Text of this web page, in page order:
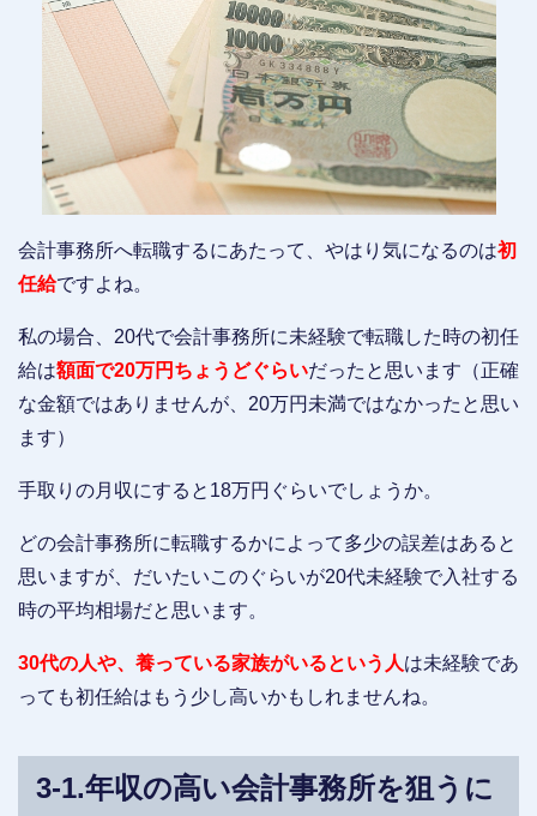
会計事務所へ転職するにあたって、やはり気になるのは初
任給ですよね。
私の場合、20代で会計事務所に未経験で転職した時の初任
給は額面で20万円ちょうどぐらいだったと思います（正確
な金額ではありませんが、20万円未満ではなかったと思い
ます）
手取りの月収にすると18万円ぐらいでしょうか。
どの会計事務所に転職するかによって多少の誤差はあると
思いますが、だいたいこのぐらいが20代未経験で入社する
時の平均相場だと思います。
30代の人や、養っている家族がいるという人は未経験であ
っても初任給はもう少し高いかもしれませんね。
3-1.年収の高い会計事務所を狙うに